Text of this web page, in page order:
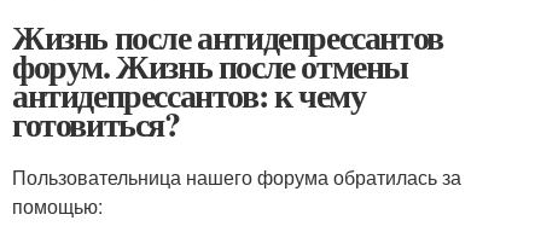
Жизнь после антидепрессантов
форум. Жизнь после отмены
антидепрессантов: к чему
готовиться?
Пользовательница нашего форума обратилась за
помощью: